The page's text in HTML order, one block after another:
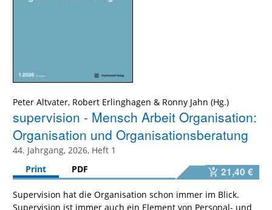
Peter Altvater, Robert Erlinghagen & Ronny Jahn
supervision - Mensch Arbeit Organisation:
Organisation und Organisationsberatung
44. Jahrgang, 2026, Heft 1
Print
PDF 21,40 €
Supervision hat die Organisation schon immer im Blick.
Supervision ist immer auch ein Element von Personal- und